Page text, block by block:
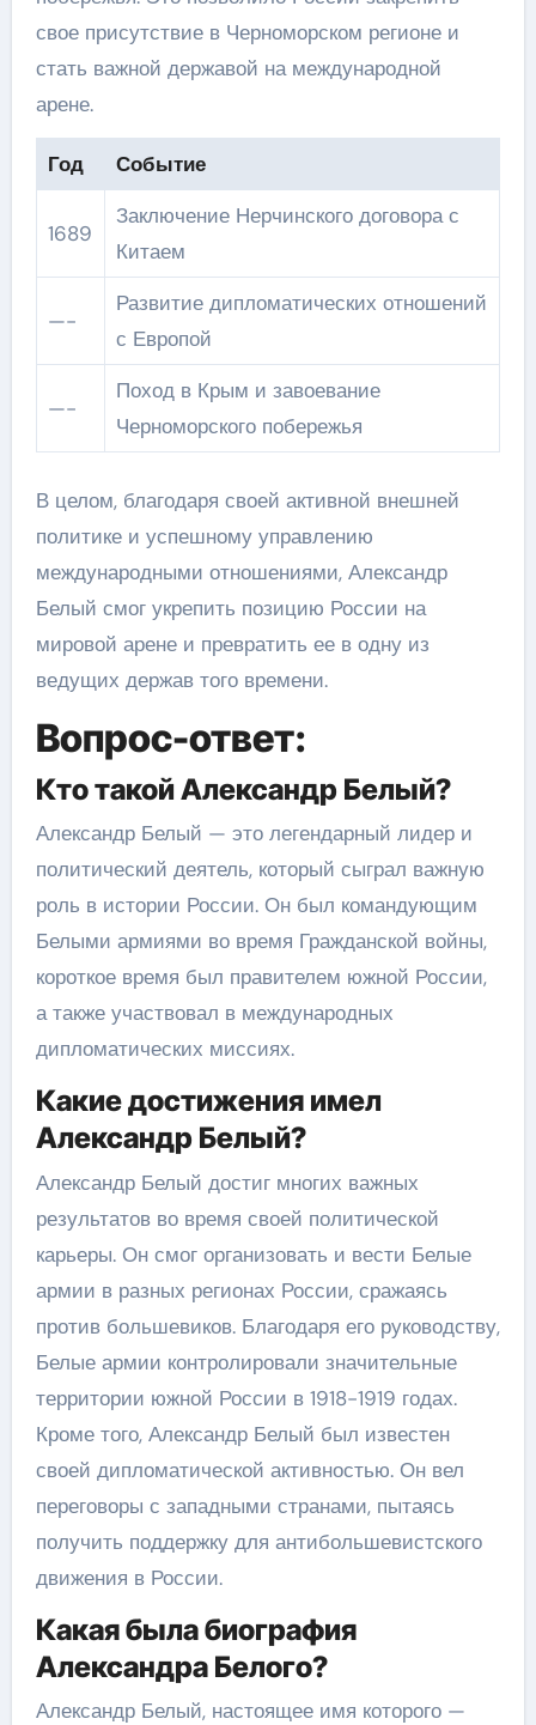
свое присутствие в Черноморском регионе и
стать важной державой на международной
арене.
Год Событие
1689
Заключение Нерчинского договора с
Китаем
—-
Развитие дипломатических отношений
с Европой
—-
Поход в Крым и завоевание
Черноморского побережья
В целом, благодаря своей активной внешней
политике и успешному управлению
международными отношениями, Александр
Белый смог укрепить позицию России на
мировой арене и превратить ее в одну из
ведущих держав того времени.
Вопрос-ответ:
Кто такой Александр Белый?
Александр Белый — это легендарный лидер и
политический деятель, который сыграл важную
роль в истории России. Он был командующим
Белыми армиями во время Гражданской войны,
короткое время был правителем южной России,
а также участвовал в международных
дипломатических миссиях.
Какие достижения имел
Александр Белый?
Александр Белый достиг многих важных
результатов во время своей политической
карьеры. Он смог организовать и вести Белые
армии в разных регионах России, сражаясь
против большевиков. Благодаря его руководству,
Белые армии контролировали значительные
территории южной России в 1918-1919 годах.
Кроме того, Александр Белый был известен
своей дипломатической активностью. Он вел
переговоры с западными странами, пытаясь
получить поддержку для антибольшевистского
движения в России.
Какая была биография
Александра Белого?
Александр Белый, настоящее имя которого —